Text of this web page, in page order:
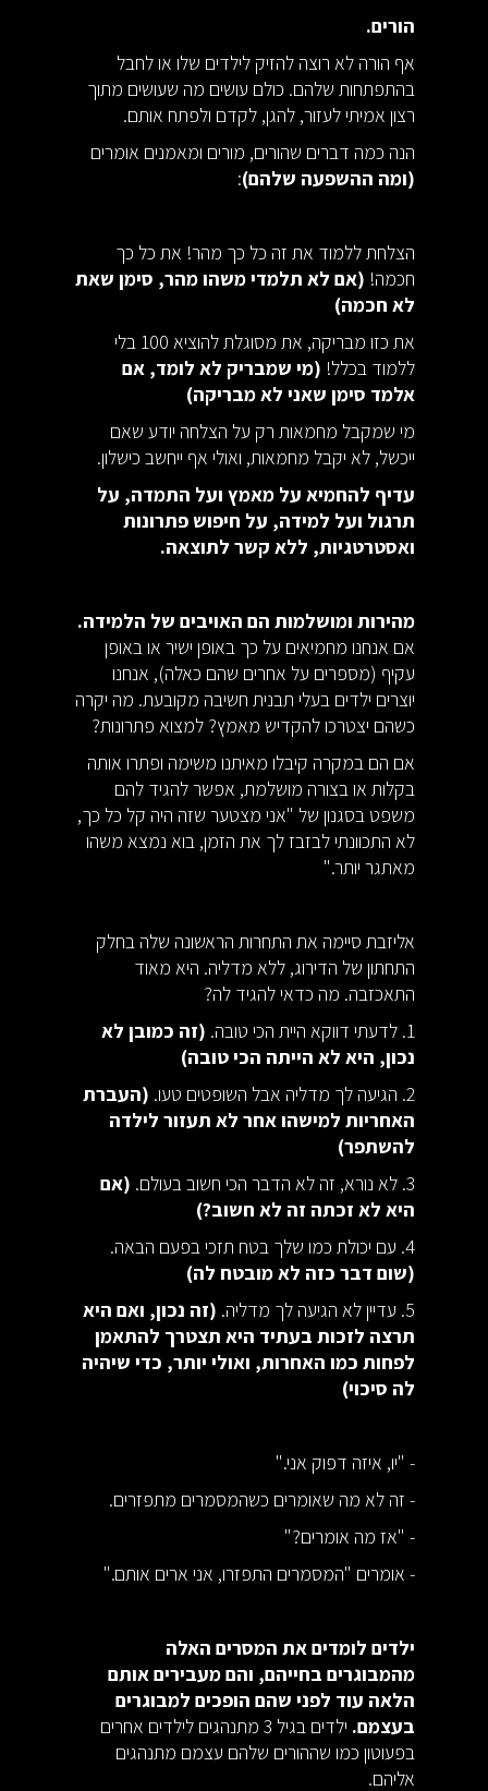
הורים.
אף הורה לא רוצה להזיק לילדים שלו או לחבל
בהתפתחות שלהם. כולם עושים מה שעושים מתוך
רצון אמיתי לעזור, להגן, לקדם ולפתח אותם.
הנה כמה דברים שהורים, מורים ומאמנים אומרים
(ומה ההשפעה שלהם):
הצלחת ללמוד את זה כל כך מהר! את כל כך
חכמה! (אם לא תלמדי משהו מהר, סימן שאת
לא חכמה)
את כזו מבריקה, את מסוגלת להוציא 100 בלי
ללמוד בכלל! (מי שמבריק לא לומד, אם
אלמד סימן שאני לא מבריקה)
מי שמקבל מחמאות רק על הצלחה יודע שאם
ייכשל, לא יקבל מחמאות, ואולי אף ייחשב כישלון.
עדיף להחמיא על מאמץ ועל התמדה, על
תרגול ועל למידה, על חיפוש פתרונות
ואסטרטגיות, ללא קשר לתוצאה.
מהירות ומושלמות הם האויבים של הלמידה.
אם אנחנו מחמיאים על כך באופן ישיר או באופן
עקיף (מספרים על אחרים שהם כאלה), אנחנו
יוצרים ילדים בעלי תבנית חשיבה מקובעת. מה יקרה
כשהם יצטרכו להקדיש מאמץ? למצוא פתרונות?
אם הם במקרה קיבלו מאיתנו משימה ופתרו אותה
בקלות או בצורה מושלמת, אפשר להגיד להם
משפט בסגנון של "אני מצטער שזה היה קל כל כך,
לא התכוונתי לבזבז לך את הזמן, בוא נמצא משהו
מאתגר יותר."
אליזבת סיימה את התחרות הראשונה שלה בחלק
התחתון של הדירוג, ללא מדליה. היא מאוד
התאכזבה. מה כדאי להגיד לה?
1. לדעתי דווקא היית הכי טובה.
(זה כמובן לא
נכון, היא לא הייתה הכי טובה)
2. הגיעה לך מדליה אבל השופטים טעו.
(העברת
האחריות למישהו אחר לא תעזור לילדה
להשתפר)
3. לא נורא, זה לא הדבר הכי חשוב בעולם.
(אם
היא לא זכתה זה לא חשוב?)
4. עם יכולת כמו שלך בטח תזכי בפעם הבאה.
(שום דבר כזה לא מובטח לה)
5. עדיין לא הגיעה לך מדליה.
(זה נכון, ואם היא
תרצה לזכות בעתיד היא תצטרך להתאמן
לפחות כמו האחרות, ואולי יותר, כדי שיהיה
לה סיכוי)
- "יו, איזה דפוק אני."
- זה לא מה שאומרים כשהמסמרים מתפזרים.
- "אז מה אומרים?"
- אומרים "המסמרים התפזרו, אני ארים אותם."
ילדים לומדים את המסרים האלה
מהמבוגרים בחייהם, והם מעבירים אותם
הלאה עוד לפני שהם הופכים למבוגרים
בעצמם.
ילדים בגיל 3 מתנהגים לילדים אחרים
בפעוטון כמו שההורים שלהם עצמם מתנהגים
אליהם.